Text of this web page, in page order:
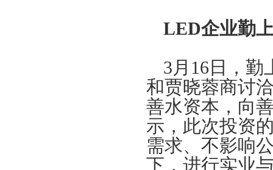
LED企业勤
3月16日，勤
和贾晓蓉商讨
善水资本，向
示，此次投资
需求、不影响
下，进行实业